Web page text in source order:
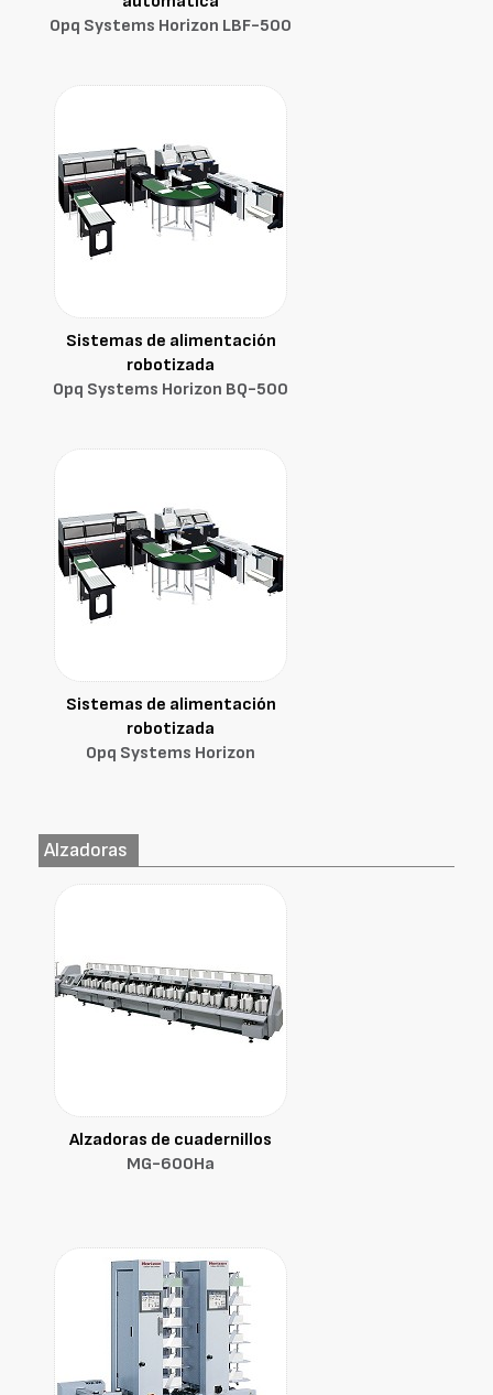
Opq Systems Horizon LBF-500
Sistemas de alimentación
robotizada
Opq Systems Horizon BQ-500
Sistemas de alimentación
robotizada
Opq Systems Horizon
Alzadoras
Alzadoras de cuadernillos
MG-600Ha